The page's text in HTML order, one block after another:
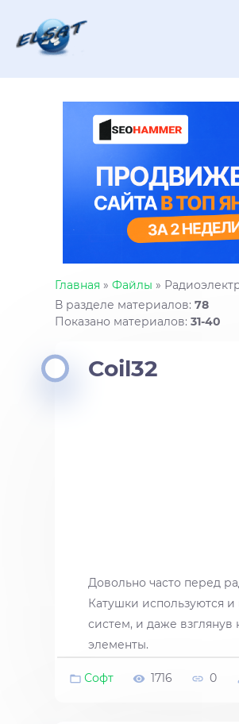
Главная » Файлы »
В разделе материалов: 78
Показано материалов: 31-40
Coil32
Довольно часто перед
Катушки используются и
систем, и даже
элементы.
Софт 1716 0